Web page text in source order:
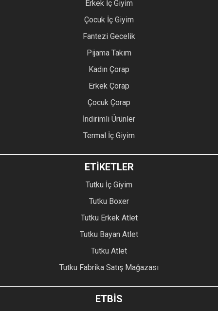
Erkek İç Giyim
Çocuk İç Giyim
Fantezi Gecelik
Pijama Takım
Kadın Çorap
Erkek Çorap
Çocuk Çorap
İndirimli Ürünler
Termal İç Giyim
ETİKETLER
Tutku İç Giyim
Tutku Boxer
Tutku Erkek Atlet
Tutku Bayan Atlet
Tutku Atlet
Tutku Fabrika Satış Mağazası
ETBİS